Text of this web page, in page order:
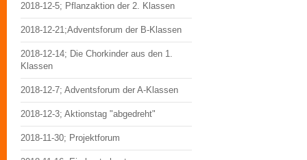
2018-12-5; Pflanzaktion der 2. Klassen
2018-12-21;Adventsforum der B-Klassen
2018-12-14; Die Chorkinder aus den 1.
Klassen
2018-12-7; Adventsforum der A-Klassen
2018-12-3; Aktionstag "abgedreht"
2018-11-30; Projektforum